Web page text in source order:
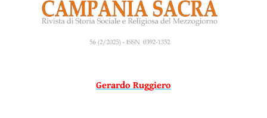
Gerardo Ruggiero